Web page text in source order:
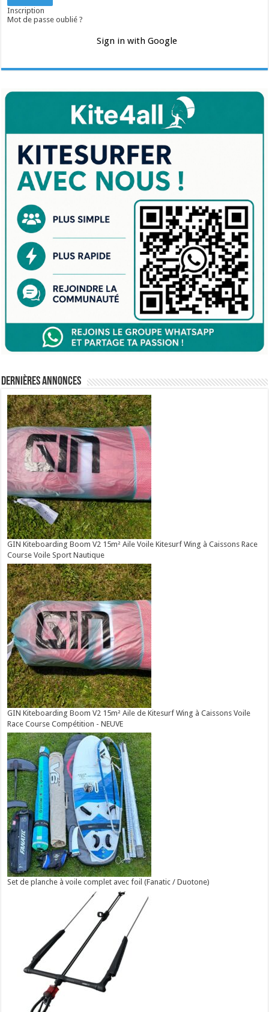
Inscription
Mot de passe oublié ?
Sign in with Google
Dernières annonces
GIN Kiteboarding Boom V2 15m² Aile Voile Kitesurf Wing à Caissons Race
Course Voile Sport Nautique
GIN Kiteboarding Boom V2 15m² Aile de Kitesurf Wing à Caissons Voile
Race Course Compétition - NEUVE
Set de planche à voile complet avec foil (Fanatic / Duotone)